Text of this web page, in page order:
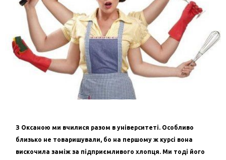
З Оксаною ми вчилися разом в університеті. Особливо
близько не товаришували, бо на першому ж курсі вона
вискочила заміж за підприємливого хлопця. Ми тоді його